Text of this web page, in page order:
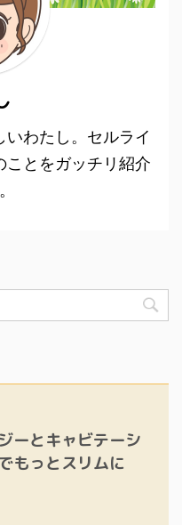
わたし。セルライ
ことをガッチリ紹介
ーとキャビテーシ
もっとスリムに